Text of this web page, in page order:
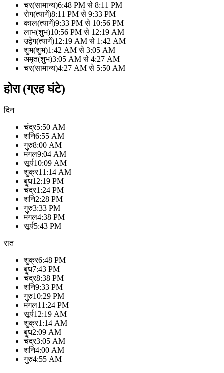
चर(सामान्य)6:48 PM से 8:11 PM
रोग(त्यागें)8:11 PM से 9:33 PM
काल(त्यागें)9:33 PM से 10:56 PM
लाभ(शुभ)10:56 PM से 12:19 AM
उद्वेग(त्यागें)12:19 AM से 1:42 AM
शुभ(शुभ)1:42 AM से 3:05 AM
अमृत(शुभ)3:05 AM से 4:27 AM
चर(सामान्य)4:27 AM से 5:50 AM
होरा (ग्रह घंटे)
दिन
चंद्र5:50 AM
शनि6:55 AM
गुरु8:00 AM
मंगल9:04 AM
सूर्य10:09 AM
शुक्र11:14 AM
बुध12:19 PM
चंद्र1:24 PM
शनि2:28 PM
गुरु3:33 PM
मंगल4:38 PM
सूर्य5:43 PM
रात
शुक्र6:48 PM
बुध7:43 PM
चंद्र8:38 PM
शनि9:33 PM
गुरु10:29 PM
मंगल11:24 PM
सूर्य12:19 AM
शुक्र1:14 AM
बुध2:09 AM
चंद्र3:05 AM
शनि4:00 AM
गुरु4:55 AM